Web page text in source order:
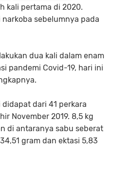
kali pertama di 2020.
sebelumnya pada
dua kali dalam enam
pandemi Covid-19, hari ini
dari 41 perkara
November 2019. 8,5 kg
di antaranya sabu seberat
gram dan ektasi 5,83